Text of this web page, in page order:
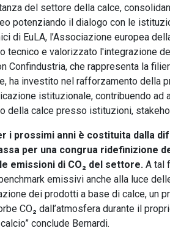
del settore della calce,
potenziando il dialogo con le
di EuLA, l’Associazione europea
tecnico e valorizzato l'integrazione
Confindustria, che rappresenta la
ha investito nel rafforzamento della
istituzionale, contribuendo ad
della calce presso istituzioni,
i prossimi anni è costituita dalla
per una congrua ridefinizione
emissioni di CO₂ del settore. A tal
emissivi anche alla luce
dei prodotti a base di calce, un
CO₂ dall’atmosfera durante il
conclude Bernardi.